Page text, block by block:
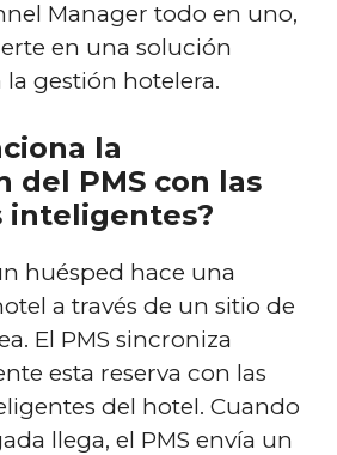
Manager todo en uno,
en una solución
gestión hotelera.
la
del PMS con las
inteligentes?
huésped hace una
a través de un sitio de
El PMS sincroniza
esta reserva con las
del hotel. Cuando
llega, el PMS envía un